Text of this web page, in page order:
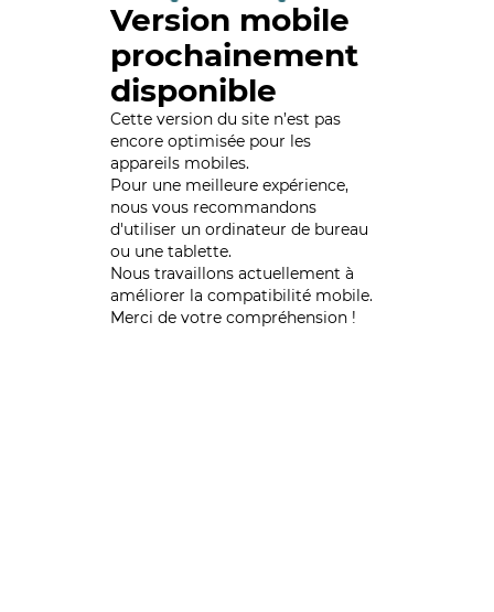
Version mobile
prochainement
disponible
Cette version du site n’est pas
encore optimisée pour les
appareils mobiles.
Pour une meilleure expérience,
nous vous recommandons
d'utiliser un ordinateur de bureau
ou une tablette.
Nous travaillons actuellement à
améliorer la compatibilité mobile.
Merci de votre compréhension !